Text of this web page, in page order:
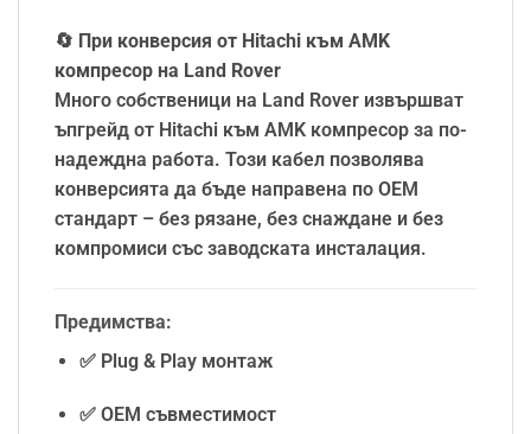
🔄 При конверсия от Hitachi към AMK
компресор на Land Rover
Много собственици на Land Rover извършват
ъпгрейд от Hitachi към AMK компресор за по-
надеждна работа. Този кабел позволява
конверсията да бъде направена по OEM
стандарт – без рязане, без снаждане и без
компромиси със заводската инсталация.
Предимства:
✅ Plug & Play монтаж
✅ OEM съвместимост